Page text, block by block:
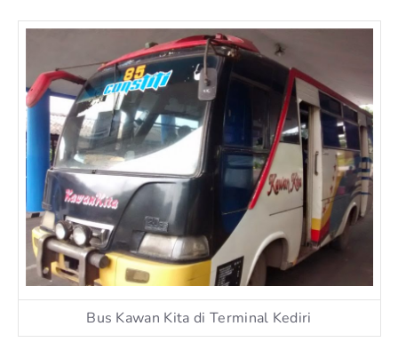
Bus Kawan Kita di Terminal Kediri